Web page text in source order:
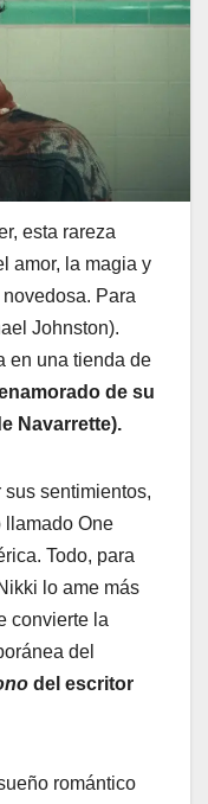
esta rareza
amor, la magia y
Para
Johnston).
en una tienda de
de su
Navarrette).
sentimientos,
llamado One
Todo, para
lo ame más
convierte la
del
del escritor
romántico